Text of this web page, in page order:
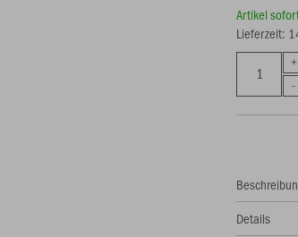
Artikel
Lieferzeit:
Details